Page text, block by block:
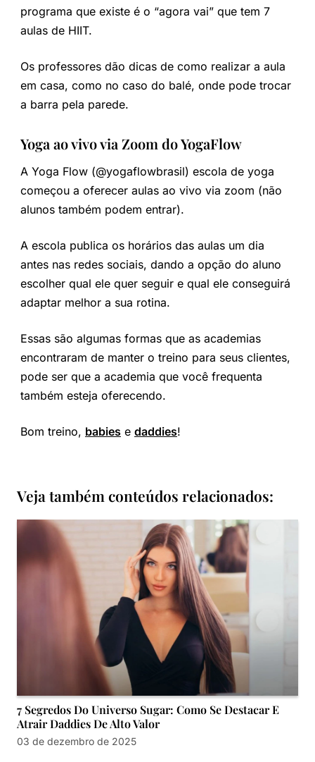
programa que existe é o “agora vai” que tem 7
aulas de HIIT.
Os professores dão dicas de como realizar a aula
em casa, como no caso do balé, onde pode trocar
a barra pela parede.
Yoga ao vivo via Zoom do YogaFlow
A Yoga Flow (@yogaflowbrasil) escola de yoga
começou a oferecer aulas ao vivo via zoom (não
alunos também podem entrar).
A escola publica os horários das aulas um dia
antes nas redes sociais, dando a opção do aluno
escolher qual ele quer seguir e qual ele conseguirá
adaptar melhor a sua rotina.
Essas são algumas formas que as academias
encontraram de manter o treino para seus clientes,
pode ser que a academia que você frequenta
também esteja oferecendo.
Bom treino, babiese daddies!
Veja também conteúdos relacionados:
7 Segredos Do Universo Sugar: Como Se Destacar E
Atrair Daddies De Alto Valor
03 de dezembro de 2025